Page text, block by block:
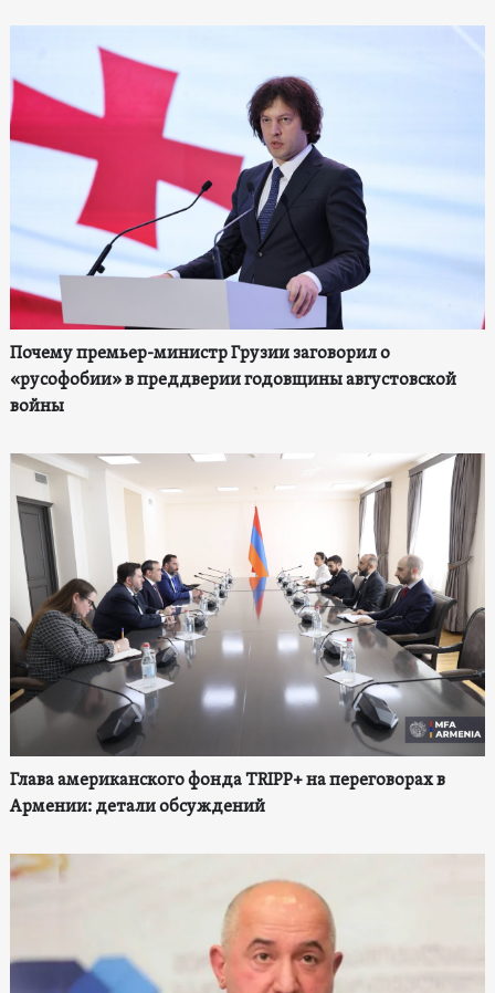
Почему премьер-министр Грузии заговорил о
«русофобии» в преддверии годовщины августовской
войны
Глава американского фонда TRIPP+ на переговорах в
Армении: детали обсуждений